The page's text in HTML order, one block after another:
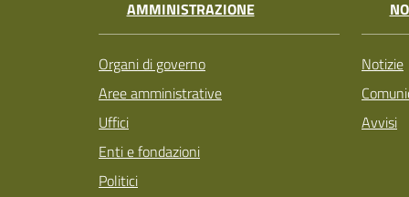
AMMINISTRAZIONE
Organi di governo
Aree amministrative
Uffici
Enti e fondazioni
Politici
Notizie
Avvisi